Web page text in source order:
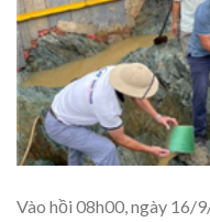
Vào hồi 08h00, ngày 16/